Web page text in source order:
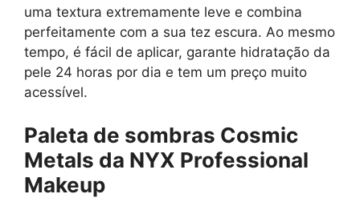
uma textura extremamente leve e combina
perfeitamente com a sua tez escura. Ao mesmo
tempo, é fácil de aplicar, garante hidratação da
pele 24 horas por dia e tem um preço muito
acessível.
Paleta de sombras Cosmic
Metals da NYX Professional
Makeup